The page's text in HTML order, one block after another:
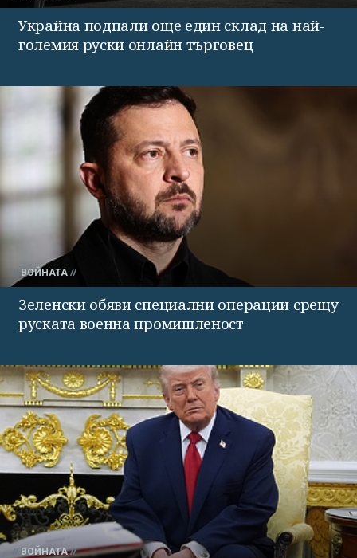
Украйна подпали още един склад на най-
големия руски онлайн търговец
ВОЙНАТА
Зеленски обяви специални операции срещу
руската военна промишленост
ВОЙНАТА